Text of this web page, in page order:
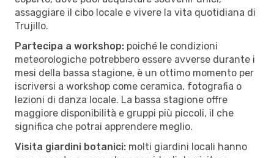
assaggiare il cibo locale e vivere la vita quotidiana di
Trujillo.
Partecipa a workshop: poiché le condizioni
meteorologiche potrebbero essere avverse durante i
mesi della bassa stagione, è un ottimo momento per
iscriversi a workshop come ceramica, fotografia o
lezioni di danza locale. La bassa stagione offre
maggiore disponibilità e gruppi più piccoli, il che
significa che potrai apprendere meglio.
Visita giardini botanici: molti giardini locali hanno